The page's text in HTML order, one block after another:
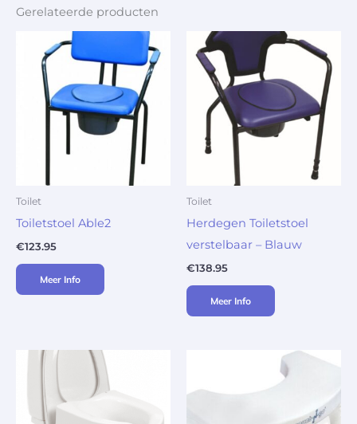
Gerelateerde producten
Toilet
Toiletstoel Able2
€123.95
Meer Info
Toilet
Herdegen Toiletstoel
verstelbaar – Blauw
€138.95
Meer Info